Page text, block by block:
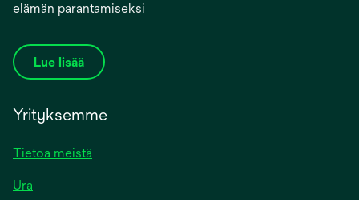
elämän parantamiseksi
Lue lisää
Yrityksemme
Tietoa meistä
Ura